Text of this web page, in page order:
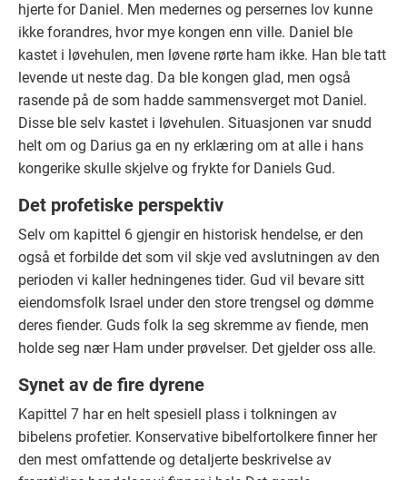
hjerte for Daniel. Men medernes og persernes lov kunne
ikke forandres, hvor mye kongen enn ville. Daniel ble
kastet i løvehulen, men løvene rørte ham ikke. Han ble tatt
levende ut neste dag. Da ble kongen glad, men også
rasende på de som hadde sammensverget mot Daniel.
Disse ble selv kastet i løvehulen. Situasjonen var snudd
helt om og Darius ga en ny erklæring om at alle i hans
kongerike skulle skjelve og frykte for Daniels Gud.
Det profetiske perspektiv
Selv om kapittel 6 gjengir en historisk hendelse, er den
også et forbilde det som vil skje ved avslutningen av den
perioden vi kaller hedningenes tider. Gud vil bevare sitt
eiendomsfolk Israel under den store trengsel og dømme
deres fiender. Guds folk la seg skremme av fiende, men
holde seg nær Ham under prøvelser. Det gjelder oss alle.
Synet av de fire dyrene
Kapittel 7 har en helt spesiell plass i tolkningen av
bibelens profetier. Konservative bibelfortolkere finner her
den mest omfattende og detaljerte beskrivelse av